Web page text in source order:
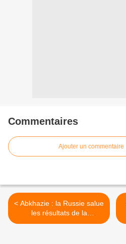
Commentaires
Ajouter un commentaire
< Abkhazie : la Russie salue
les résultats de la
présidentielle (Officiel)